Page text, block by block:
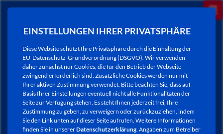
EINSTELLUNGEN IHRER PRIVATSPHÄRE
Diese Website schützt Ihre Privatsphäre durch die Einhaltung der
EU-Datenschutz-Grundverordnung (DSGVO). Wir verwenden
daher zunächst nur Cookies, die für den Betrieb der Webseite
zwingend erforderlich sind. Zusätzliche Cookies werden nur mit
Ihrer aktiven Zustimmung verwendet. Bitte beachten Sie, dass auf
Basis Ihrer Einstellungen eventuell nicht alle Funktionalitäten der
Seite zur Verfügung stehen. Es steht Ihnen jederzeit frei, Ihre
Zustimmung zu geben, zu verweigern oder zurückzuziehen, indem
Sie den Link unten auf dieser Seite aufrufen. Weitere Informationen
finden Sie in unsererDatenschutzerklärung. Angaben zum Betreiber
NEWSLETTER / CITY LETTER